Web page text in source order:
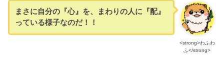
<strong>わふわ
ふ</strong>
まさに自分の『心』を、まわりの人に『配』
っている様子なのだ！！